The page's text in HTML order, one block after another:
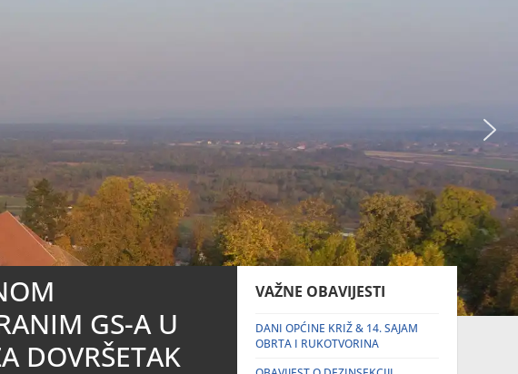
GS-A U
DOVRŠETAK
VAŽNE OBAVIJESTI
DANI OPĆINE KRIŽ & 14. SAJAM
OBRTA I RUKOTVORINA